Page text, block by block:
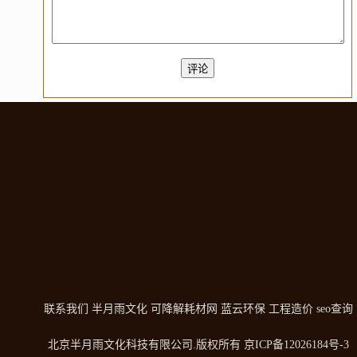
联系我们 半月雨文化 可降解耗材网 蓝云环保 工程造价 seo查询
北京半月雨文化科技有限公司 .版权所有 京ICP备12026184号-3